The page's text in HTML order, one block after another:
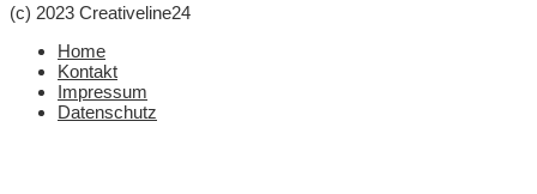
(c) 2023 Creativeline24
Home
Kontakt
Impressum
Datenschutz